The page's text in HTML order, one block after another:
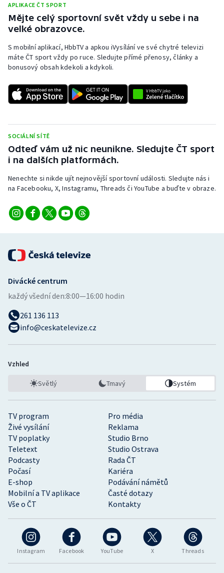
Rychlostní kanoistika
Short track
Stolní tenis
Triatlon
Veslování
Vodní slalom
Ostatní
APLIKACE ČT SPORT
Mějte celý sportovní svět vždy u sebe i na
velké obrazovce.
S mobilní aplikací, HbbTV a apkou iVysílání ve své chytré televizi
máte ČT sport vždy po ruce. Sledujte přímé přenosy, články a
bonusový obsah kdekoli a kdykoli.
SOCIÁLNÍ SÍTĚ
Odteď vám už nic neunikne. Sledujte ČT sport
i na dalších platformách.
Nenechte si nikde ujít nejnovější sportovní události. Sledujte nás i
na Facebooku, X, Instagramu, Threads či YouTube a buďte v obraze.
Instagram Facebook YouTube X Threads
TV program
Pro média
Živé vysílání
Reklama
TV poplatky
Studio Brno
Teletext
Studio Ostrava
Podcasty
Rada ČT
Počasí
Kariéra
E-shop
Podávání námětů
Mobilní a TV aplikace
Časté dotazy
Vše o ČT
Kontakty
Divácké centrum
každý všední den:8:00—16:00 hodin
261 136 113
info@ceskatelevize.cz
Vzhled
Světlý Tmavý Systém